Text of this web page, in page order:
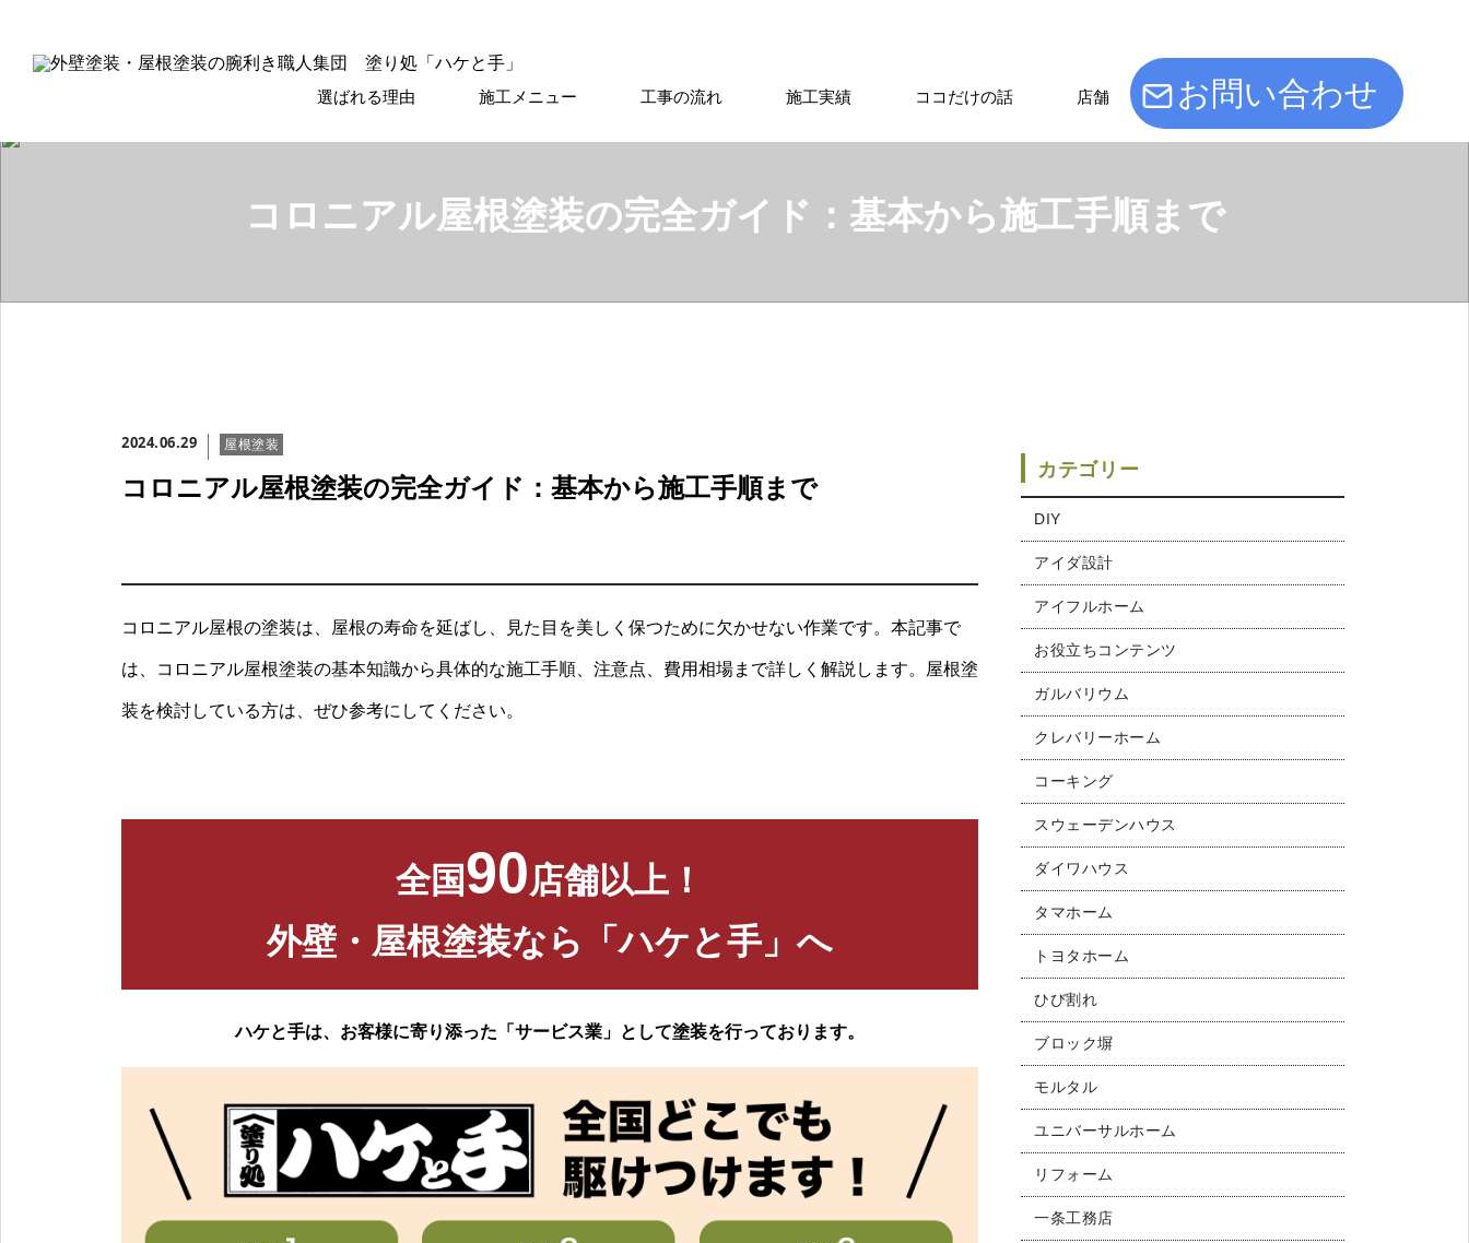
選ばれる理由 施工メニュー 工事の流れ 施工実績 ココだけの話 店舗 お問い合わせ
コロニアル屋根塗装の完全ガイド：基本から施工手順まで
2024.06.29 屋根塗装
コロニアル屋根塗装の完全ガイド：基本から施工手順まで
コロニアル屋根の塗装は、屋根の寿命を延ばし、見た目を美しく保つために欠かせない作業です。本記事で
は、コロニアル屋根塗装の基本知識から具体的な施工手順、注意点、費用相場まで詳しく解説します。屋根塗
装を検討している方は、ぜひ参考にしてください。
全国90店舗以上！
外壁・屋根塗装なら「ハケと手」へ
ハケと手は、お客様に寄り添った「サービス業」として塗装を行っております。
カテゴリー
DIY
アイダ設計
アイフルホーム
お役立ちコンテンツ
ガルバリウム
クレバリーホーム
コーキング
スウェーデンハウス
ダイワハウス
タマホーム
トヨタホーム
ひび割れ
ブロック塀
モルタル
ユニバーサルホーム
リフォーム
一条工務店